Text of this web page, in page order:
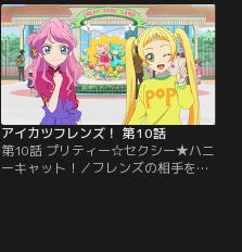
撮影がはじまるとびっくり！CMの
楽曲は、マカロンのイメージとはか
け離れた「音頭」！？みおは期待さ
れた通り、このCMで「ビックバ
ン」を起こすことができるのか？
【提供：バンダイチャンネル】
アイカツフレンズ！ 第10話
第10話 プリティー☆セクシー★ハニ
ーキャット！／フレンズの相手を探